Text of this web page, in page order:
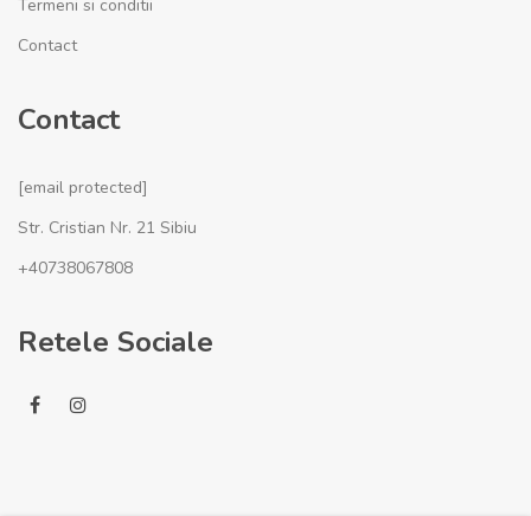
Termeni si conditii
Contact
Contact
[email protected]
Str. Cristian Nr. 21 Sibiu
+40738067808
Retele Sociale